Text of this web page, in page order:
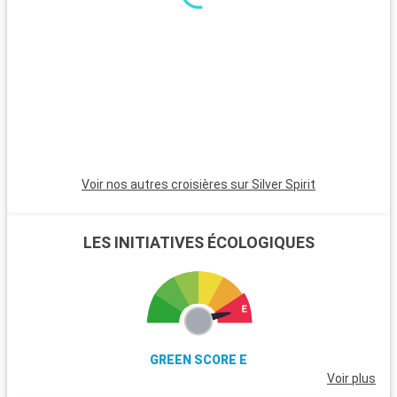
aux balcons couverts en bois de style oriental alors que les
luttes de libération nationale du peuple crétois contre les
Arrivée
00:00
08:00
Voir nos autres croisières sur Silver Spirit
LES INITIATIVES ÉCOLOGIQUES
GREEN SCORE E
Voir plus